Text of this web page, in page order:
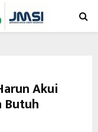
Akui
Butuh